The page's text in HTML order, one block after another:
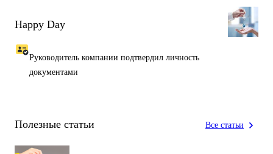
✔️ Стильная квартира
✔️ 2+2 спальных места
✔️ документы для бухгалтерии
кипячение, кислородное отбеливание, антисептика, глажка под
Happy Day
Руководитель компании подтвердил личность
документами
Полезные статьи Все статьи